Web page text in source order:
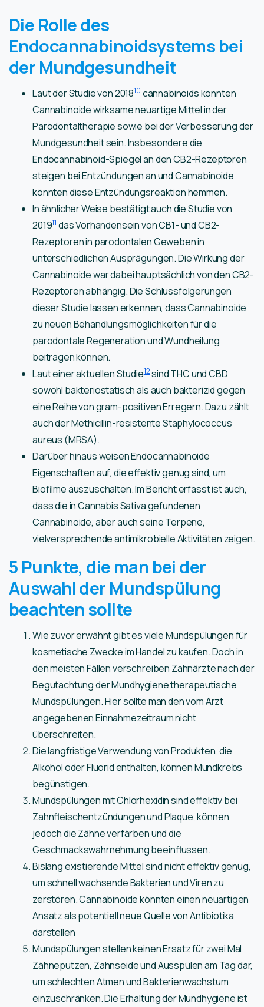
Die Rolle des
Endocannabinoidsystems bei
der Mundgesundheit
Laut der Studie von 201810cannabinoids könnten
Cannabinoide wirksame neuartige Mittel in der
Parodontaltherapie sowie bei der Verbesserung der
Mundgesundheit sein. Insbesondere die
Endocannabinoid-Spiegel an den CB2-Rezeptoren
steigen bei Entzündungen an und Cannabinoide
könnten diese Entzündungsreaktion hemmen.
In ähnlicher Weise bestätigt auch die Studie von
201911 das Vorhandensein von CB1- und CB2-
Rezeptoren in parodontalen Geweben in
unterschiedlichen Ausprägungen. Die Wirkung der
Cannabinoide war dabei hauptsächlich von den CB2-
Rezeptoren abhängig. Die Schlussfolgerungen
dieser Studie lassen erkennen, dass Cannabinoide
zu neuen Behandlungsmöglichkeiten für die
parodontale Regeneration und Wundheilung
beitragen können.
Laut einer aktuellen Studie12sind THC und CBD
sowohl bakteriostatisch als auch bakterizid gegen
eine Reihe von gram-positiven Erregern. Dazu zählt
auch der Methicillin-resistente Staphylococcus
aureus (MRSA).
Darüber hinaus weisen Endocannabinoide
Eigenschaften auf, die effektiv genug sind, um
Biofilme auszuschalten. Im Bericht erfasst ist auch,
dass die in Cannabis Sativa gefundenen
Cannabinoide, aber auch seine Terpene,
vielversprechende antimikrobielle Aktivitäten zeigen.
5 Punkte, die man bei der
Auswahl der Mundspülung
beachten sollte
Wie zuvor erwähnt gibt es viele Mundspülungen für
kosmetische Zwecke im Handel zu kaufen. Doch in
den meisten Fällen verschreiben Zahnärzte nach der
Begutachtung der Mundhygiene therapeutische
Mundspülungen. Hier sollte man den vom Arzt
angegebenen Einnahmezeitraum nicht
überschreiten.
Die langfristige Verwendung von Produkten, die
Alkohol oder Fluorid enthalten, können Mundkrebs
begünstigen.
Mundspülungen mit Chlorhexidin sind effektiv bei
Zahnfleischentzündungen und Plaque, können
jedoch die Zähne verfärben und die
Geschmackswahrnehmung beeinflussen.
Bislang existierende Mittel sind nicht effektiv genug,
um schnell wachsende Bakterien und Viren zu
zerstören. Cannabinoide könnten einen neuartigen
Ansatz als potentiell neue Quelle von Antibiotika
darstellen
Mundspülungen stellen keinen Ersatz für zwei Mal
Zähneputzen, Zahnseide und Ausspülen am Tag dar,
um schlechten Atmen und Bakterienwachstum
einzuschränken. Die Erhaltung der Mundhygiene ist